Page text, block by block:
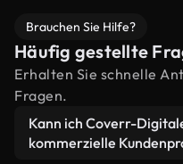
Brauchen Sie Hilfe?
Häufig gestellte
Erhalten Sie schnelle
Fragen.
Kann ich Coverr-
kommerzielle